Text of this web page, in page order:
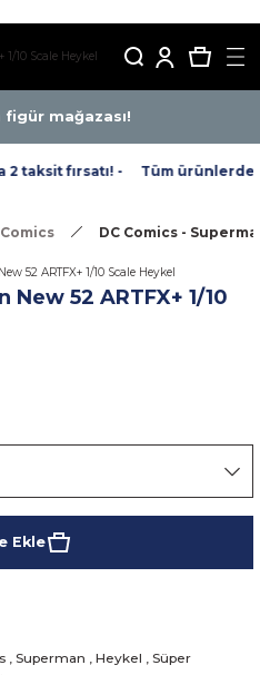
figür mağazası!
taksit fırsatı! - Tüm ürünlerde
Comics DC Comics -
New 52 ARTFX+ 1/10
Ekle
, Superman , Heykel , Süper